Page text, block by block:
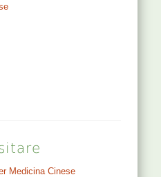
Medicina Cinese